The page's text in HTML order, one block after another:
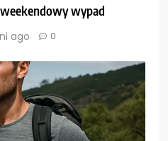
wypad
ago 0